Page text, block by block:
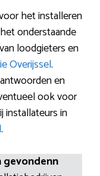
het installeren
onderstaande
loodgieters en
Overijssel.
en
ook voor
installateurs in
.
gevondenn